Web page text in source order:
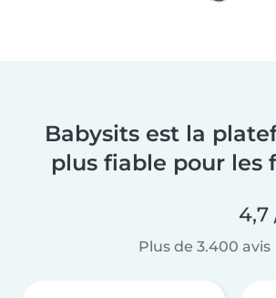
Babysits est la
plus fiable pour les
4,7
Plus de 3.400 avis